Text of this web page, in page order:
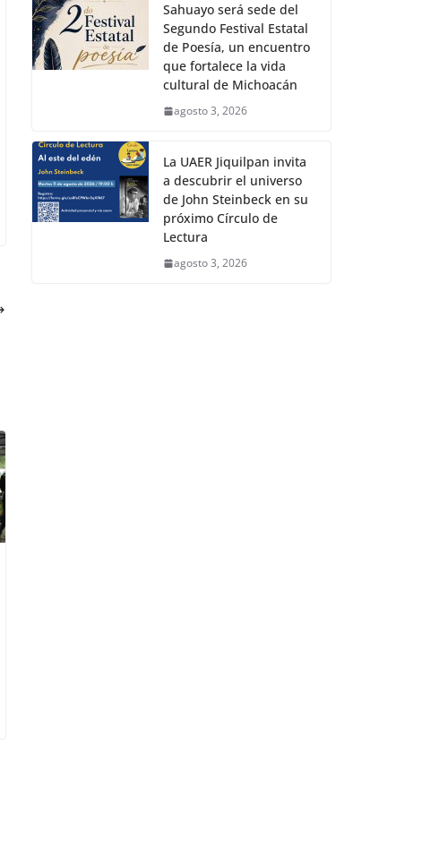
Sahuayo será sede del
Segundo Festival Estatal
de Poesía, un encuentro
que fortalece la vida
cultural de Michoacán
agosto 3, 2026
La UAER Jiquilpan invita
a descubrir el universo
de John Steinbeck en su
próximo Círculo de
Lectura
agosto 3, 2026